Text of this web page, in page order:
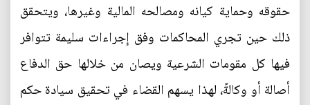
حقوقه وحماية كيانه ومصالحه المالية وغيرها، ويتحقق
ذلك حين تجري المحاكمات وفق إجراءات سليمة تتوافر
فيها كل مقومات الشرعية ويصان من خلالها حق الدفاع
أصالة أو وكالةً، لهذا يسهم القضاء في تحقيق سيادة حكم